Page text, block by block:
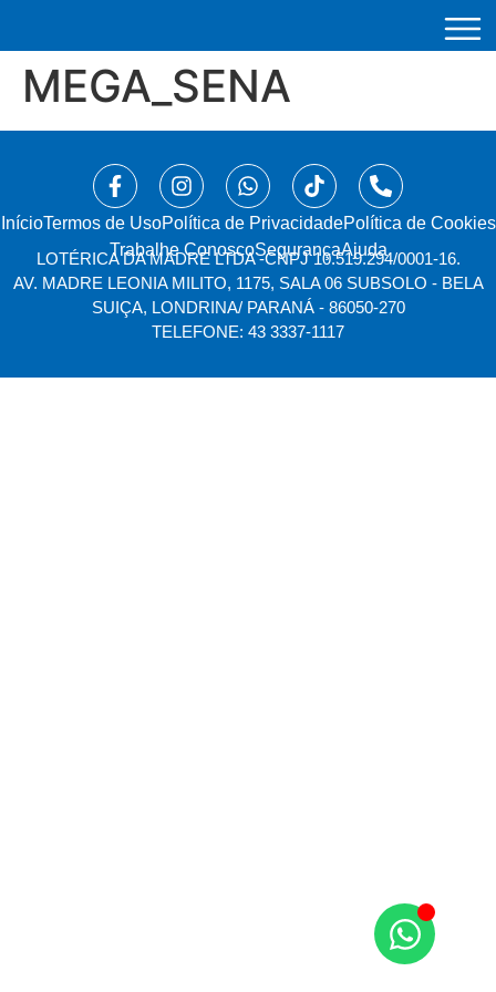
MEGA_SENA
Início⁠Termos de UsoPolítica de PrivacidadePolítica de Cookies
Trabalhe ConoscoSegurançaAjuda
LOTÉRICA DA MADRE LTDA -CNPJ 10.519.294/0001-16.
AV. MADRE LEONIA MILITO, 1175, SALA 06 SUBSOLO - BELA
SUIÇA, LONDRINA/ PARANÁ - 86050-270
TELEFONE: 43 3337-1117